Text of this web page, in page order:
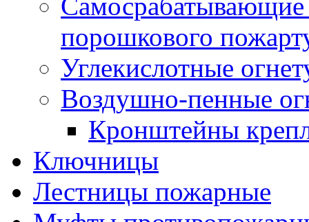
порошкового
Углекислотные
Воздушно-пенные
Кронштейны
Ключницы
Лестницы пожарные